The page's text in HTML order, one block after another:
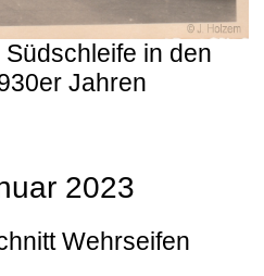
in den
Jahren
2023
Wehrseifen